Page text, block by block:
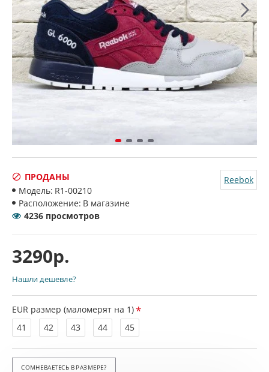
3290р.
ПРОДАНЫ
Модель: R1-00210
Расположение: В магазине
Reebok
4236 просмотров
EUR размер (маломерят на 1)
41
42 43 44 45
Нашли дешевле?
СОМНЕВАЕТЕСЬ В РАЗМЕРЕ?